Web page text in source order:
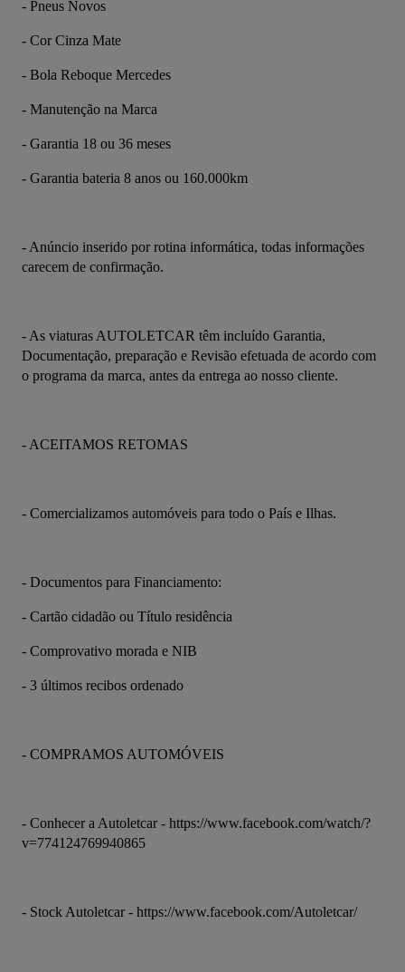
- Pneus Novos
- Cor Cinza Mate
- Bola Reboque Mercedes
- Manutenção na Marca
- Garantia 18 ou 36 meses
- Garantia bateria 8 anos ou 160.000km
- Anúncio inserido por rotina informática, todas informações
carecem de confirmação.
- As viaturas AUTOLETCAR têm incluído Garantia,
Documentação, preparação e Revisão efetuada de acordo com
o programa da marca, antes da entrega ao nosso cliente.
- ACEITAMOS RETOMAS
- Comercializamos automóveis para todo o País e Ilhas.
- Documentos para Financiamento:
- Cartão cidadão ou Título residência
- Comprovativo morada e NIB
- 3 últimos recibos ordenado
- COMPRAMOS AUTOMÓVEIS
- Conhecer a Autoletcar - https://www.facebook.com/watch/?
v=774124769940865
- Stock Autoletcar - https://www.facebook.com/Autoletcar/